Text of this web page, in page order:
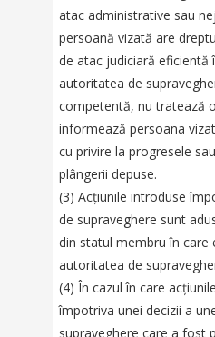
atac administrative sau
persoană vizată are
de atac judiciară eficientă
autoritatea de
competentă, nu tratează
informează persoana
cu privire la progresele
plângerii depuse.
(3) Acțiunile introduse
de supraveghere sunt
din statul membru în care
autoritatea de
(4) În cazul în care
împotriva unei decizii a
supraveghere care a fost